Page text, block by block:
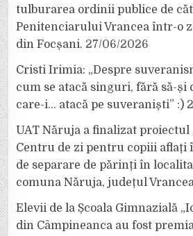
tulburarea ordinii publice de
Penitenciarului Vrancea într-o
din Focșani. 27/06/2026
Cristi Irimia: „Despre
cum se atacă singuri, fără să-și
care-i… atacă pe suveraniști” :)
UAT Năruja a finalizat proiectul
Centru de zi pentru copiii aflați
de separare de părinți în
comuna Năruja, județul
Elevii de la Școala Gimnazială
din Câmpineanca au fost